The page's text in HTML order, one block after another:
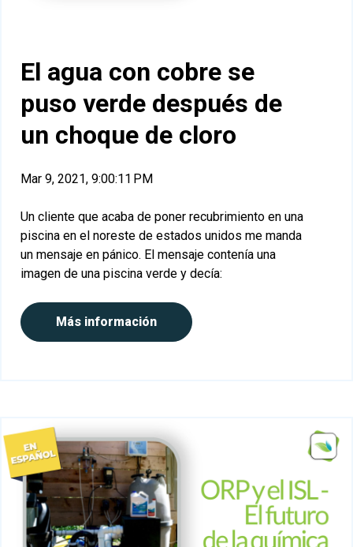
El agua con cobre se
puso verde después de
un choque de cloro
Mar 9, 2021, 9:00:11 PM
Un cliente que acaba de poner recubrimiento en una
piscina en el noreste de estados unidos me manda
un mensaje en pánico. El mensaje contenía una
imagen de una piscina verde y decía:
Más información